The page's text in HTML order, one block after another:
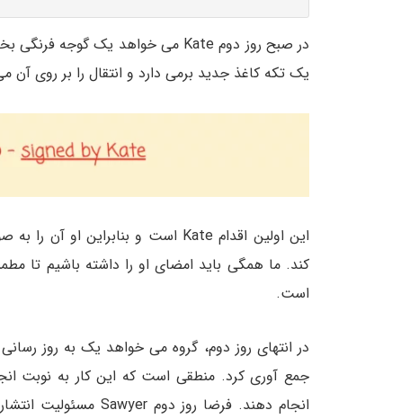
یک تکه کاغذ جدید برمی دارد و انتقال را بر روی آن
کند. ما همگی باید امضای او را داشته باشیم تا
است.
جمع آوری کرد. منطقی است که این کار به نوبت